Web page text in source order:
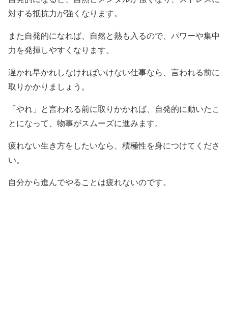
対する抵抗力が強くなります。
また自発的になれば、自然と熱も入るので、パワーや集中
力を発揮しやすくなります。
遅かれ早かれしなければいけない仕事なら、言われる前に
取りかかりましょう。
「やれ」と言われる前に取りかかれば、自発的に動いたこ
とになって、物事がスムーズに進みます。
疲れない生き方をしたいなら、積極性を身につけてくださ
い。
自分から進んでやることは疲れないのです。